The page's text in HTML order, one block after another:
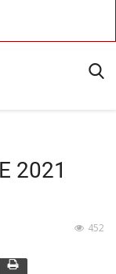
2021
452